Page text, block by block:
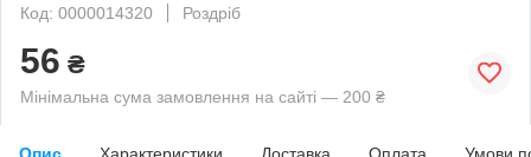
Код: 0000014320
Роздріб
56 ₴
Мінімальна сума замовлення на сайті — 200 ₴
Опис Характеристики Доставка Оплата Умови